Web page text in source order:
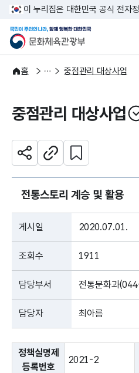
이 누리집은 대한민국 공식 전자
문화체육관광부
국민이 주인인
홈
정보공개
정책실명제 중점관리 대상사업
중점관리 대상사업
열기
공유하기주소복사
관심 콘텐츠 설정하
전통스토리 계승 및 활용
게시일 2020.07.01.
조회수 1911
담당부서 전통문화과
담당자 최아름
정책실명제
등록번호
2021-2